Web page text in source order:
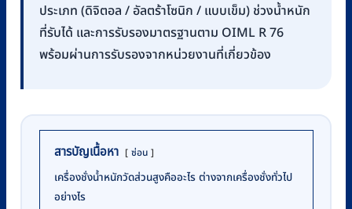
ประเภท (ดิจิตอล / อัลตร้าโซนิก / แบบเข็ม) ช่วงน้ำหนัก
ที่รับได้ และการรับรองมาตรฐานตาม OIML R 76
พร้อมผ่านการรับรองจากหน่วยงานที่เกี่ยวข้อง
สารบัญเนื้อหา ซ่อน
เครื่องชั่งน้ำหนักวัดส่วนสูงคืออะไร ต่างจากเครื่องชั่งทั่วไป
อย่างไร